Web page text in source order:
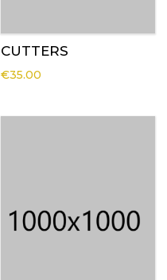
CUTTERS
€35.00